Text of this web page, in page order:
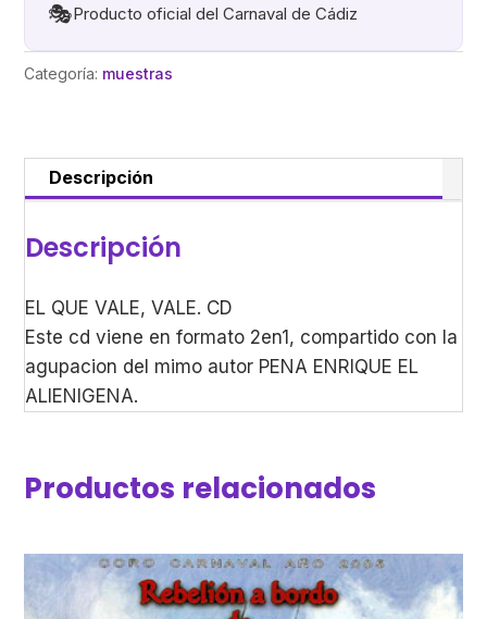
🎭Producto oficial del Carnaval de Cádiz
Categoría: muestras
Descripción
Descripción
EL QUE VALE, VALE. CD
Este cd viene en formato 2en1, compartido con la
agupacion del mimo autor PENA ENRIQUE EL
ALIENIGENA.
Productos relacionados